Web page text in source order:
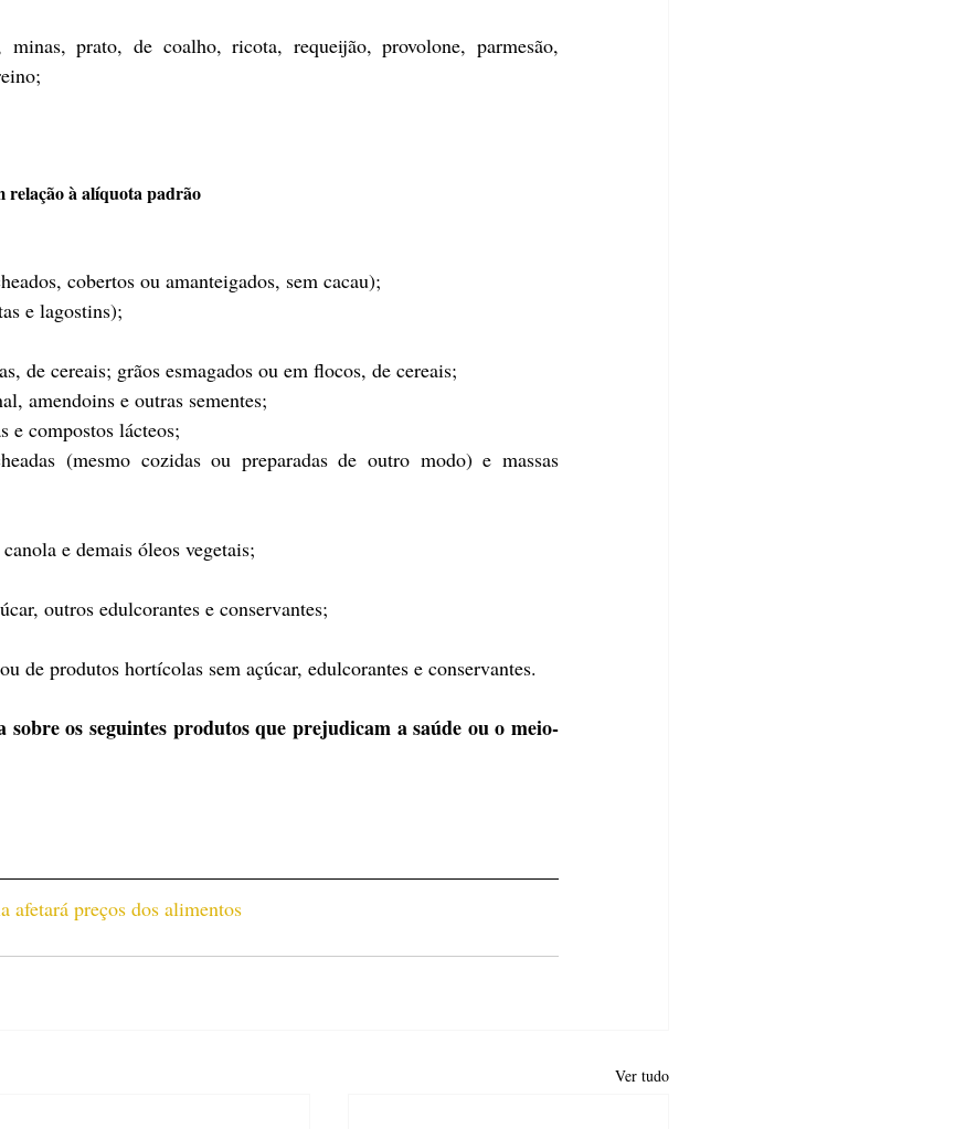
minas, prato, de coalho, ricota, requeijão, provolone, parmesão,
relação à alíquota padrão
cobertos ou amanteigados, sem cacau);
e lagostins);
de cereais; grãos esmagados ou em flocos, de cereais;
amendoins e outras sementes;
e compostos lácteos;
(mesmo cozidas ou preparadas de outro modo) e massas
e demais óleos vegetais;
outros edulcorantes e conservantes;
de produtos hortícolas sem açúcar, edulcorantes e conservantes.
os seguintes produtos que prejudicam a saúde ou o meio-
afetará preços dos alimentos
Ver tudo